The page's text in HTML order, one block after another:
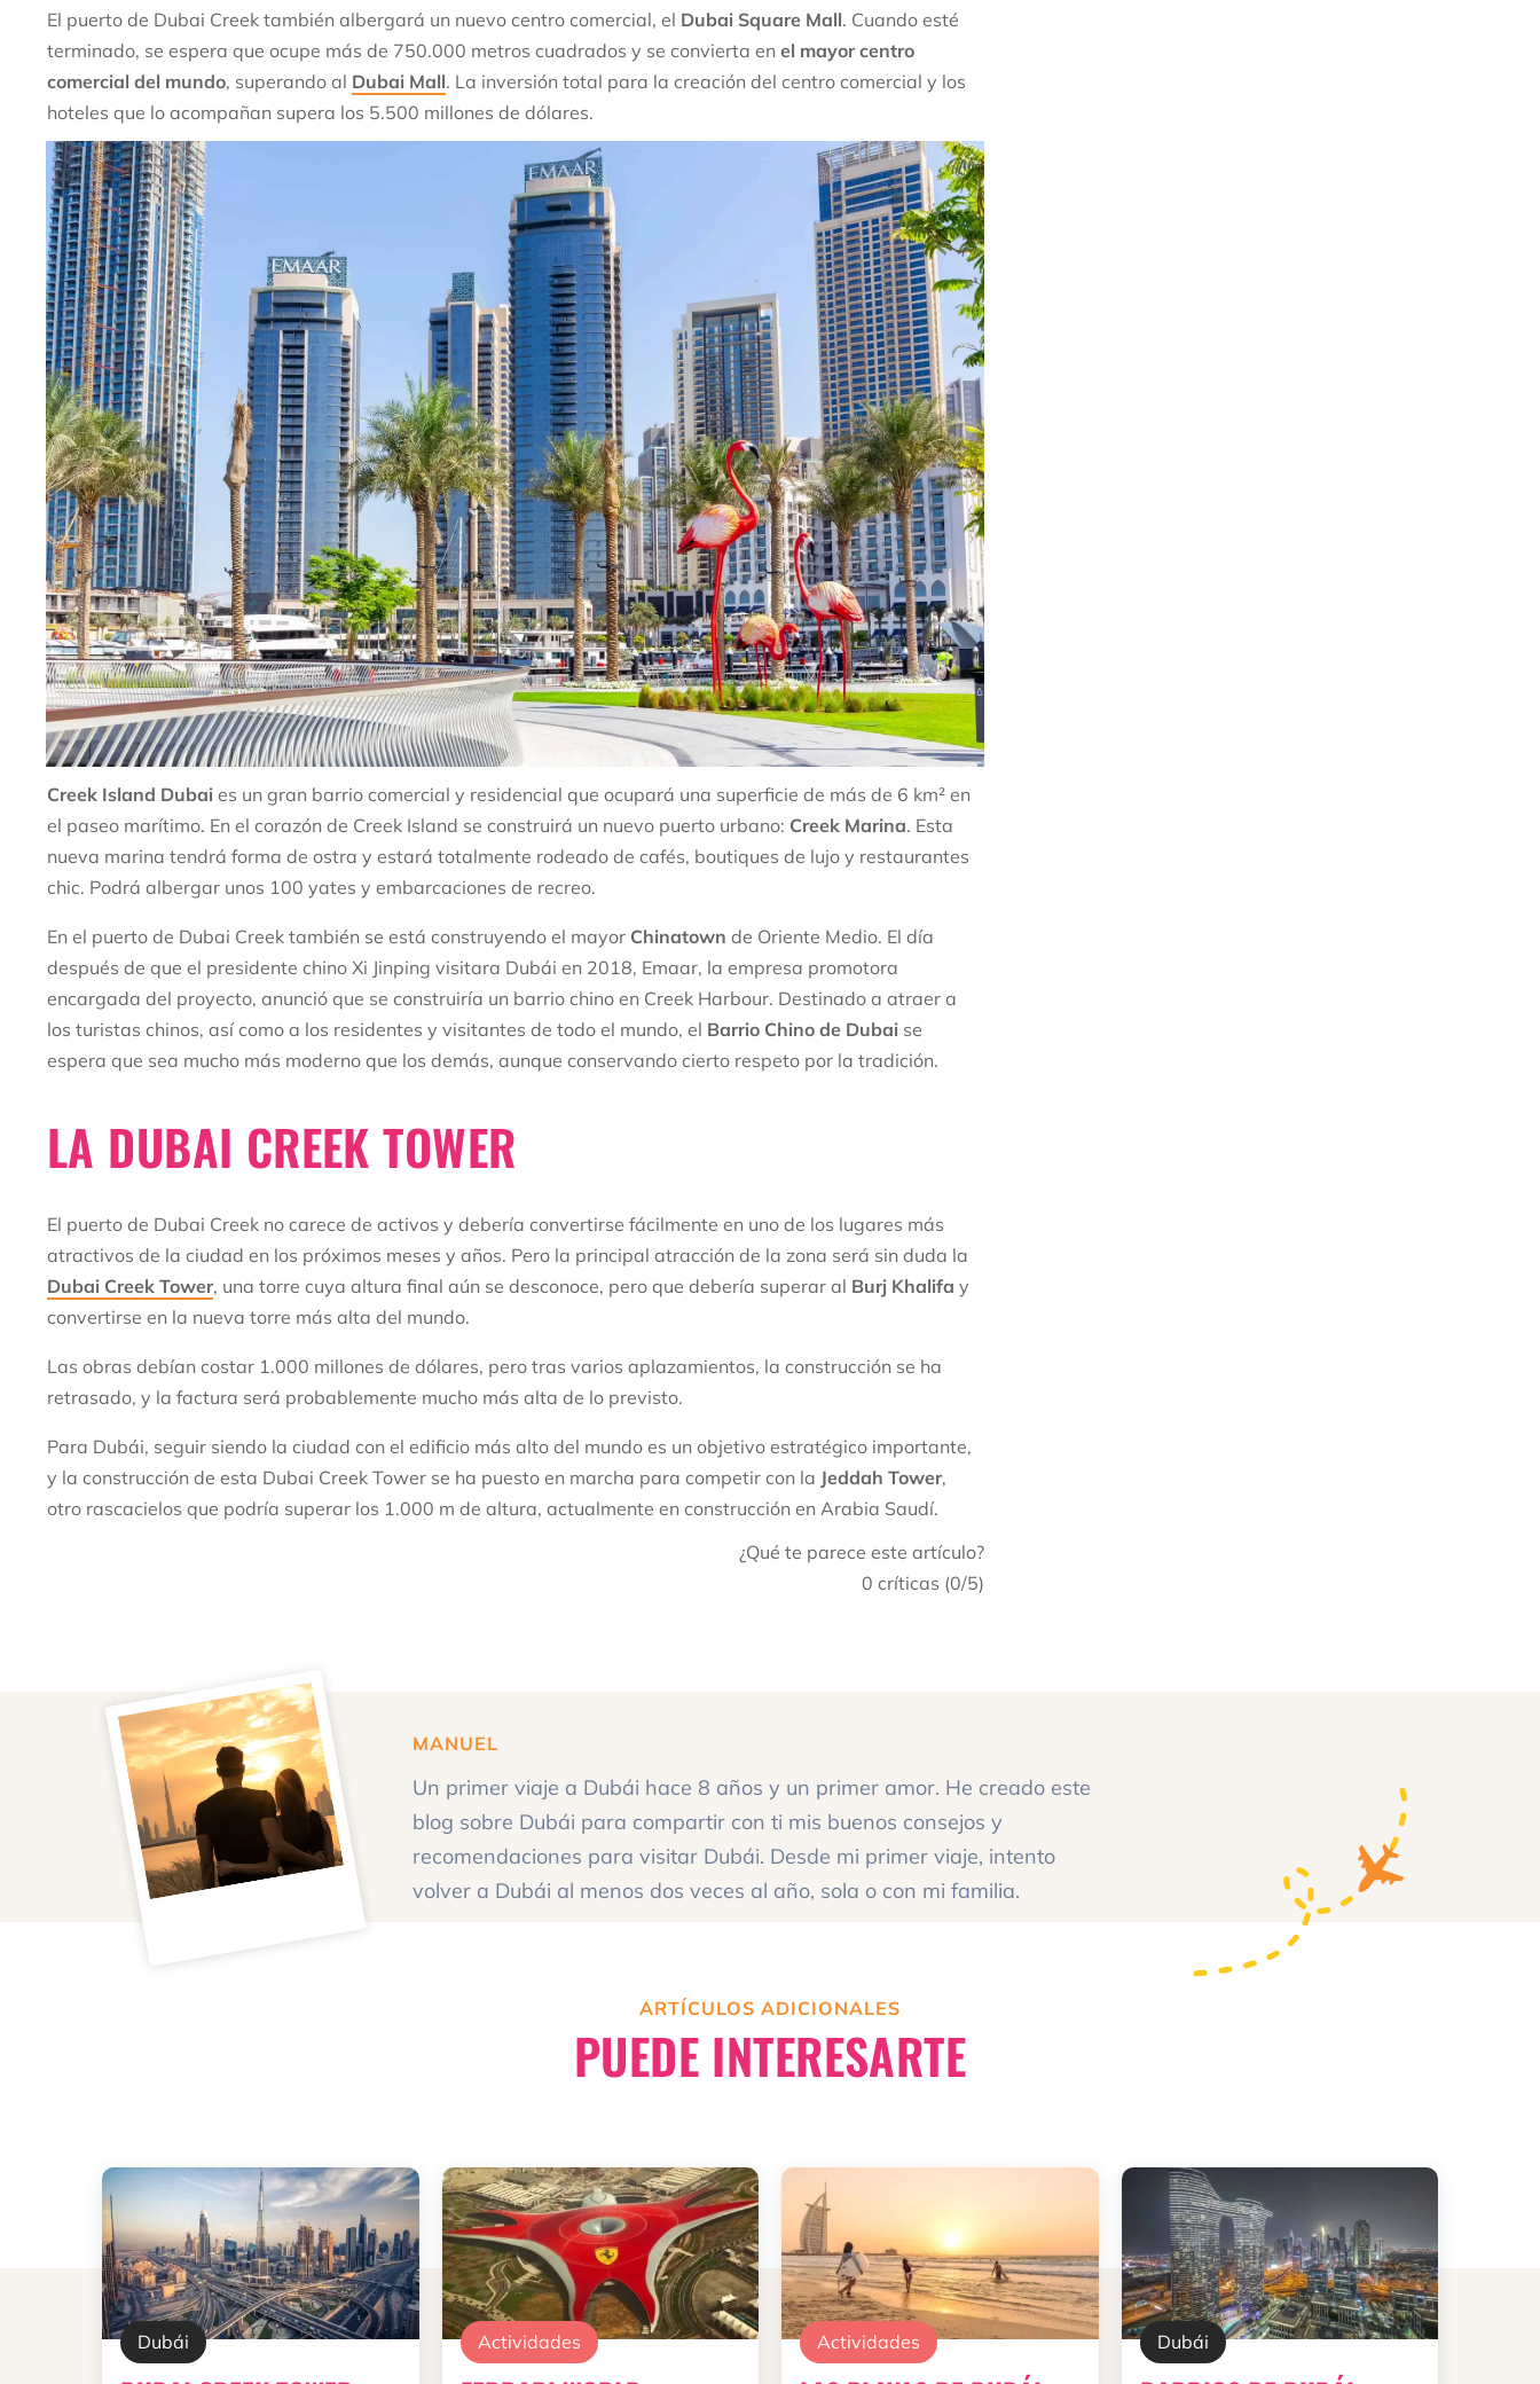
El puerto de Dubai Creek también albergará un nuevo centro comercial, el Dubai Square Mall. Cuando esté
terminado, se espera que ocupe más de 750.000 metros cuadrados y se convierta en el mayor centro
comercial del mundo, superando al Dubai Mall. La inversión total para la creación del centro comercial y los
hoteles que lo acompañan supera los 5.500 millones de dólares.
Creek Island Dubai es un gran barrio comercial y residencial que ocupará una superficie de más de 6 km² en
el paseo marítimo. En el corazón de Creek Island se construirá un nuevo puerto urbano: Creek Marina. Esta
nueva marina tendrá forma de ostra y estará totalmente rodeado de cafés, boutiques de lujo y restaurantes
chic. Podrá albergar unos 100 yates y embarcaciones de recreo.
En el puerto de Dubai Creek también se está construyendo el mayor Chinatown de Oriente Medio. El día
después de que el presidente chino Xi Jinping visitara Dubái en 2018, Emaar, la empresa promotora
encargada del proyecto, anunció que se construiría un barrio chino en Creek Harbour. Destinado a atraer a
los turistas chinos, así como a los residentes y visitantes de todo el mundo, el Barrio Chino de Dubai se
espera que sea mucho más moderno que los demás, aunque conservando cierto respeto por la tradición.
LA DUBAI CREEK TOWER
El puerto de Dubai Creek no carece de activos y debería convertirse fácilmente en uno de los lugares más
atractivos de la ciudad en los próximos meses y años. Pero la principal atracción de la zona será sin duda la
Dubai Creek Tower, una torre cuya altura final aún se desconoce, pero que debería superar al Burj Khalifa y
convertirse en la nueva torre más alta del mundo.
Las obras debían costar 1.000 millones de dólares, pero tras varios aplazamientos, la construcción se ha
retrasado, y la factura será probablemente mucho más alta de lo previsto.
Para Dubái, seguir siendo la ciudad con el edificio más alto del mundo es un objetivo estratégico importante,
y la construcción de esta Dubai Creek Tower se ha puesto en marcha para competir con la Jeddah Tower,
otro rascacielos que podría superar los 1.000 m de altura, actualmente en construcción en Arabia Saudí.
¿Qué te parece este artículo?
0 críticas (0/5)
MANUEL
Un primer viaje a Dubái hace 8 años y un primer amor. He creado este
blog sobre Dubái para compartir con ti mis buenos consejos y
recomendaciones para visitar Dubái. Desde mi primer viaje, intento
volver a Dubái al menos dos veces al año, sola o con mi familia.
ARTÍCULOS ADICIONALES
PUEDE INTERESARTE
Dubái Actividades Actividades Dubái